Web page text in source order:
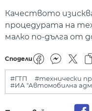
Качеството
процедурата на
малко по-дълга от
Сподели
#ГТП
#технически
#ИА "Автомобилна